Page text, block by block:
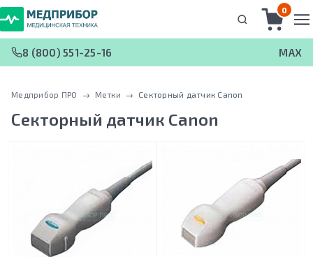
0
8 (800) 551-25-16 MAX
Медприбор ПРО → Метки → Секторный датчик Canon
Секторный датчик Canon